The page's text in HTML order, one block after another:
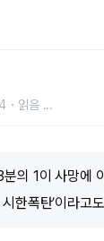
읽음 ...
의 1이 사망에
한폭탄’이라고